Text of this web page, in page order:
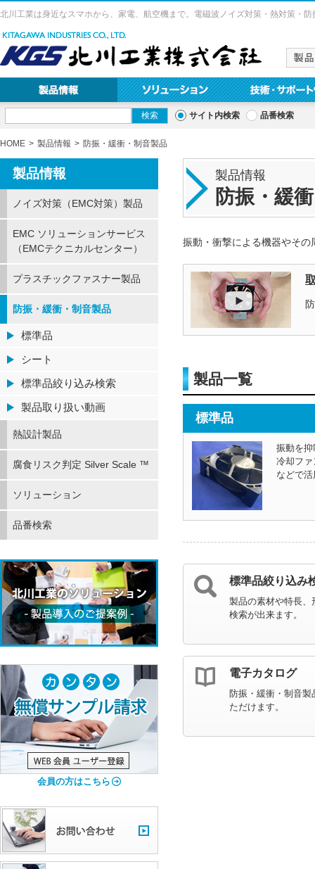
北川工業は身近なスマホから、家電、航空機まで。電磁波ノイズ対策・熱対策・
サイト内検索 品番検索
HOME 製品情報 防振・緩衝・制音製品
製品情報
防振・緩
振動・衝撃による機器やそ
製品一覧
標準品
振動を
冷却フ
などで
標準品絞り込み
製品の素材や特長、
検索が出来ます。
電子カタログ
防振・緩衝・制音
ただけます。
製品情報
ノイズ対策（EMC対策）製品
EMC ソリューションサービス
（EMCテクニカルセンター）
プラスチックファスナー製品
防振・緩衝・制音製品
標準品
シート
標準品絞り込み検索
製品取り扱い動画
熱設計製品
腐食リスク判定 Silver Scale ™
ソリューション
品番検索
会員の方はこちら